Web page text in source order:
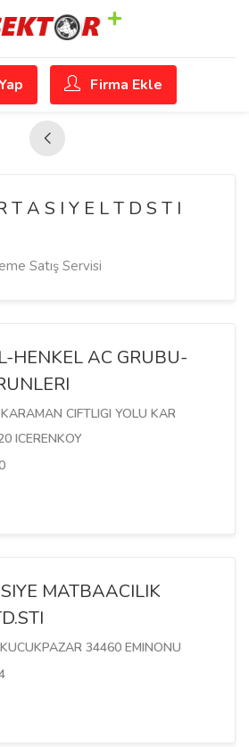
Firma Ekle
T A S I Y E L T D S T I
Satış Servisi
HENKEL AC GRUBU-
CIFTLIGI YOLU KAR
ICERENKOY
MATBAACILIK
34460 EMINONU